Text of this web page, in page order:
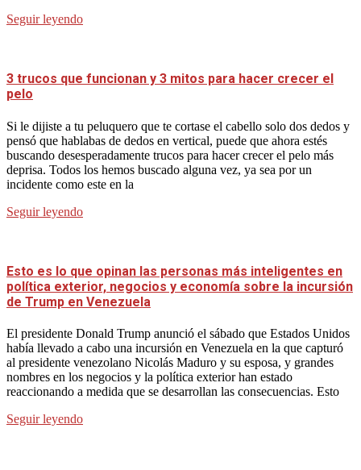
Seguir leyendo
3 trucos que funcionan y 3 mitos para hacer crecer el
pelo
Si le dijiste a tu peluquero que te cortase el cabello solo dos dedos y
pensó que hablabas de dedos en vertical, puede que ahora estés
buscando desesperadamente trucos para hacer crecer el pelo más
deprisa. Todos los hemos buscado alguna vez, ya sea por un
incidente como este en la
Seguir leyendo
Esto es lo que opinan las personas más inteligentes en
política exterior, negocios y economía sobre la incursión
de Trump en Venezuela
El presidente Donald Trump anunció el sábado que Estados Unidos
había llevado a cabo una incursión en Venezuela en la que capturó
al presidente venezolano Nicolás Maduro y su esposa, y grandes
nombres en los negocios y la política exterior han estado
reaccionando a medida que se desarrollan las consecuencias. Esto
Seguir leyendo